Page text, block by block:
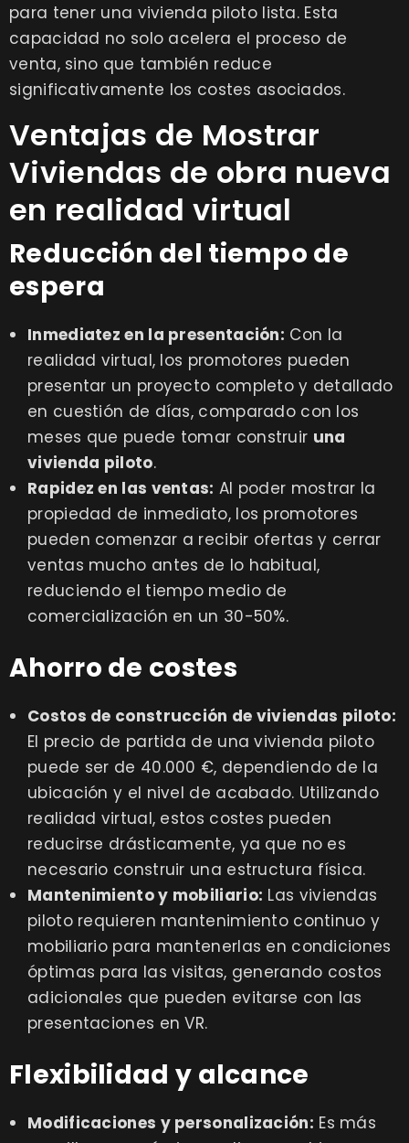
para tener una vivienda piloto lista. Esta
capacidad no solo acelera el proceso de
venta, sino que también reduce
significativamente los costes asociados.
Ventajas de Mostrar
Viviendas de obra nueva
en realidad virtual
Reducción del tiempo de
espera
Inmediatez en la presentación: Con la
realidad virtual, los promotores pueden
presentar un proyecto completo y detallado
en cuestión de días, comparado con los
meses que puede tomar construir una
vivienda piloto.
Rapidez en las ventas: Al poder mostrar la
propiedad de inmediato, los promotores
pueden comenzar a recibir ofertas y cerrar
ventas mucho antes de lo habitual,
reduciendo el tiempo medio de
comercialización en un 30-50%.
Ahorro de costes
Costos de construcción de viviendas piloto:
El precio de partida de una vivienda piloto
puede ser de 40.000 €, dependiendo de la
ubicación y el nivel de acabado. Utilizando
realidad virtual, estos costes pueden
reducirse drásticamente, ya que no es
necesario construir una estructura física.
Mantenimiento y mobiliario: Las viviendas
piloto requieren mantenimiento continuo y
mobiliario para mantenerlas en condiciones
óptimas para las visitas, generando costos
adicionales que pueden evitarse con las
presentaciones en VR.
Flexibilidad y alcance
Modificaciones y personalización: Es más